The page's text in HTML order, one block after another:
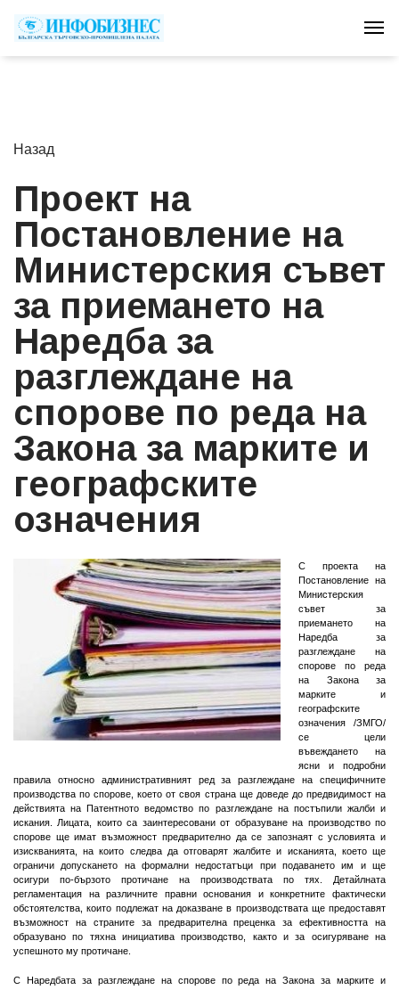
Назад
Проект на
Постановление на
Министерския съвет
за приемането на
Наредба за
разглеждане на
спорове по реда на
Закона за марките и
географските
означения
С проекта на
Постановление на
Министерския
съвет за
приемането на
Наредба за
разглеждане на
спорове по реда
на Закона за
марките и
географските
означения /ЗМГО/
се цели
въвеждането на
ясни и подробни
правила относно административният ред за разглеждане на специфичните
производства по спорове, което от своя страна ще доведе до предвидимост на
действията на Патентното ведомство по разглеждане на постъпили жалби и
искания. Лицата, които са заинтересовани от образуване на производство по
спорове ще имат възможност предварително да се запознаят с условията и
изискванията, на които следва да отговарят жалбите и исканията, което ще
ограничи допускането на формални недостатъци при подаването им и ще
осигури по-бързото протичане на производствата по тях. Детайлната
регламентация на различните правни основания и конкретните фактически
обстоятелства, които подлежат на доказване в производствата ще предоставят
възможност на страните за предварителна преценка за ефективността на
образувано по тяхна инициатива производство, както и за осигуряване на
успешното му протичане.
С Наредбата за разглеждане на спорове по реда на Закона за марките и